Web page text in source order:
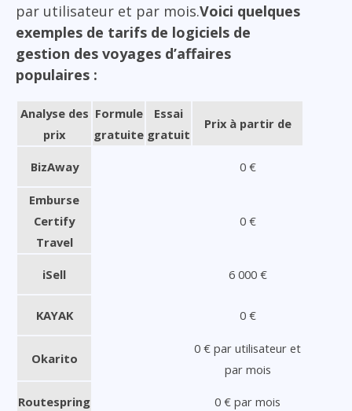
par utilisateur et par mois.Voici quelques
exemples de tarifs de logiciels de
gestion des voyages d’affaires
populaires :
Analyse des
prix
Formule
gratuite
Essai
gratuit
Prix à partir de
BizAway 0 €
Emburse
Certify
Travel
0 €
iSell 6 000 €
KAYAK 0 €
Okarito
0 € par utilisateur et
par mois
Routespring 0 € par mois